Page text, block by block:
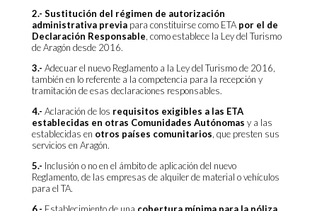
2.- Sustitución del régimen de autorización
administrativa previapara constituirse como ETA por el de
Declaración Responsable , como establece la Ley del Turismo
de Aragón desde 2016.
3.- Adecuar el nuevo Reglamento a la Ley del Turismo de 2016,
también en lo referente a la competencia para la recepción y
tramitación de esas declaraciones responsables.
4.- Aclaración de los requisitos exigibles a las ETA
establecidas en otras Comunidades Autónomas y a las
establecidas en otros países comunitarios , que presten sus
servicios en Aragón.
5.- Inclusión o no en el ámbito de aplicación del nuevo
Reglamento, de las empresas de alquiler de material o vehículos
para el TA.